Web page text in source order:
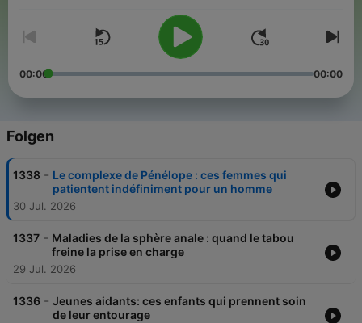
: Ophélie Lahccen, Thalie Mpouho, Louise Caledec.
00:00 00:00
Folgen
1338 - Le complexe de Pénélope : ces femmes qui
patientent indéfiniment pour un homme
30 Jul. 2026
1337 - Maladies de la sphère anale : quand le tabou
freine la prise en charge
29 Jul. 2026
1336 - Jeunes aidants: ces enfants qui prennent soin
de leur entourage